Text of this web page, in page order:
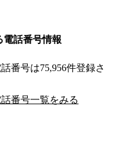
電話番号情報
番号は75,956件登録さ
番号一覧をみる